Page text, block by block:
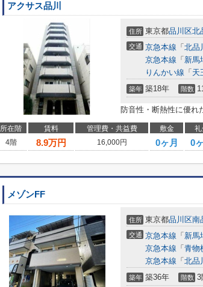
アクサス品川
住所 東京都品川区北
交通 京急本線 「 北品
京急本線 「 新馬
りんかい線 「 天
築年 築18年 階数
防音性・断熱性に優れ
所在階 賃料 管理費・共益費 敷金 礼
4階
8.9万円 16,000円 0ヶ月 0
メゾンFF
住所 東京都品川区南
交通 京急本線 「 新馬
京急本線 「 青物
京急本線 「 北品
築年 築36年 階数 3